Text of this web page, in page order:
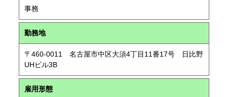
事務
勤務地
〒460-0011 名古屋市中区大須4丁目11番17号 日比野
UHビル3B
雇用形態